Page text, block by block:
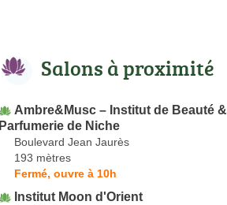
Salons à proximité
Ambre&Musc – Institut de Beauté &
Parfumerie de Niche
Boulevard Jean Jaurès
193 mètres
Fermé, ouvre à 10h
Institut Moon d'Orient